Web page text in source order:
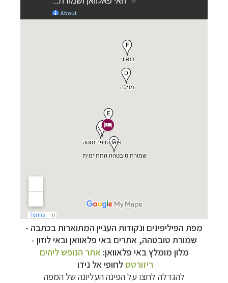
מפת הפיליפינים ונקודות העניין המתוארות בכתבה -
שמורת טובטהה, אתרים באי פלאוואן ובאי לוזון -
מלון מומלץ באי פלאוואן: אתר הנופש ליהים
ריזורטס לחופי אל נידו
להגדלה לחצו על הפינה העליונה של המפה
טיולי אקטיב - אופניים, שייט והליכה
לחצו לרשימת
יעדים »
טיול עצמאי לדרום אמריקה